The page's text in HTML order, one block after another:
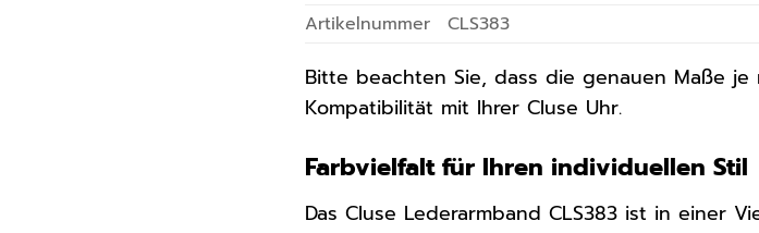
Artikelnummer
CLS383
Bitte beachten Sie, dass die genauen Maße
Kompatibilität mit Ihrer Cluse Uhr.
Farbvielfalt für Ihren individuellen Stil
Das Cluse Lederarmband CLS383 ist in einer